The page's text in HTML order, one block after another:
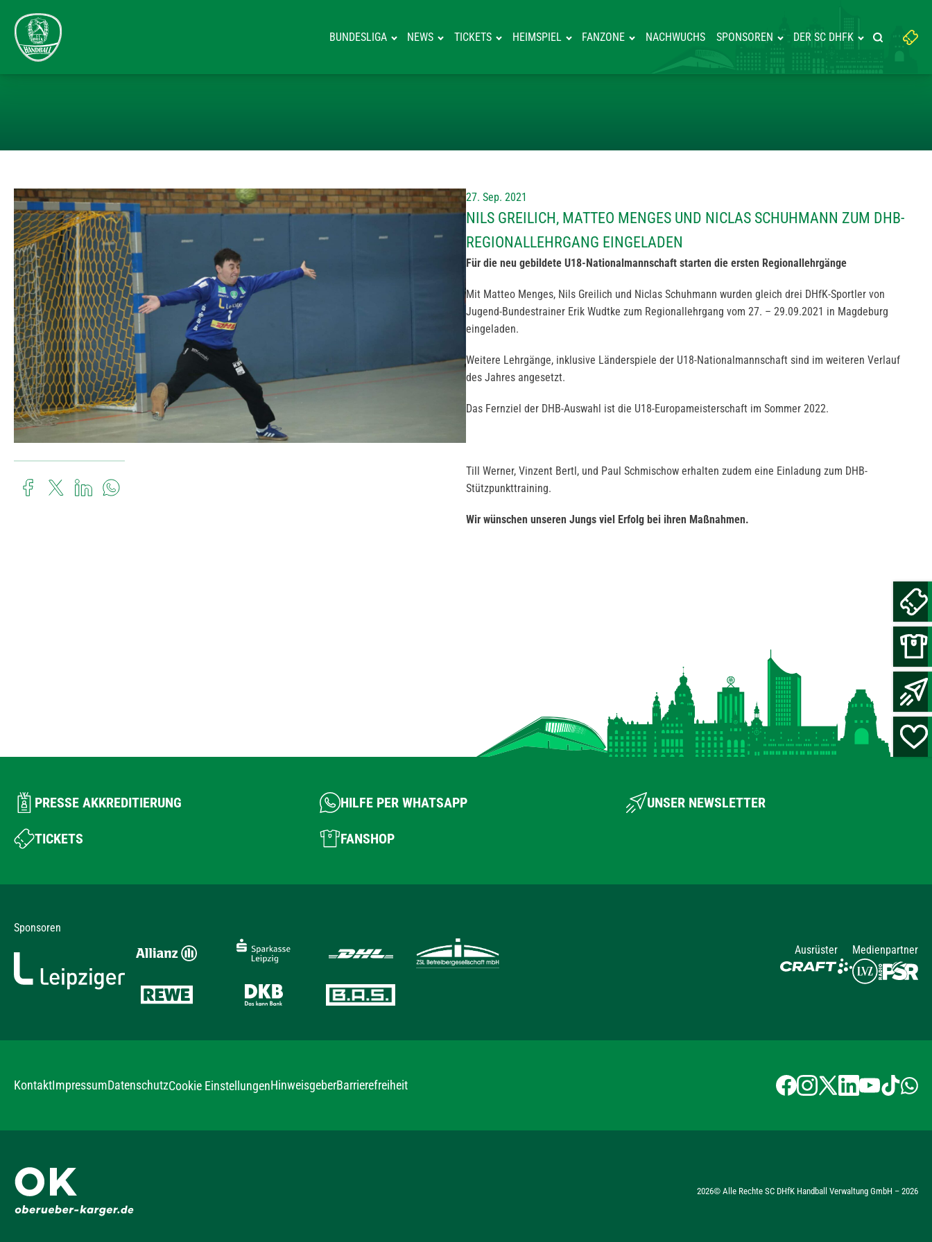
BUNDESLIGA NEWS TICKETS HEIMSPIEL FANZONE NACHWUCHS SPONSOREN DER SC DHFK
Suchbegriff
eingeben:
Suche
27. Sep. 2021
NILS GREILICH, MATTEO MENGES UND NICLAS SCHUHMANN ZUM DHB-
REGIONALLEHRGANG EINGELADEN
Für die neu gebildete U18-Nationalmannschaft starten die ersten Regionallehrgänge
Mit Matteo Menges, Nils Greilich und Niclas Schuhmann wurden gleich drei DHfK-Sportler von
Jugend-Bundestrainer Erik Wudtke zum Regionallehrgang vom 27. – 29.09.2021 in Magdeburg
eingeladen.
Weitere Lehrgänge, inklusive Länderspiele der U18-Nationalmannschaft sind im weiteren Verlauf
des Jahres angesetzt.
Das Fernziel der DHB-Auswahl ist die U18-Europameisterschaft im Sommer 2022.
Till Werner, Vinzent Bertl, und Paul Schmischow erhalten zudem eine Einladung zum DHB-
Stützpunkttraining.
Wir wünschen unseren Jungs viel Erfolg bei ihren Maßnahmen.
PRESSE AKKREDITIERUNG HILFE PER WHATSAPP UNSER NEWSLETTER
TICKETS FANSHOP
Sponsoren
Ausrüster
Medienpartner
KontaktImpressumDatenschutzCookie EinstellungenHinweisgeberBarrierefreiheit
2026© Alle Rechte SC DHfK Handball Verwaltung GmbH – 2026